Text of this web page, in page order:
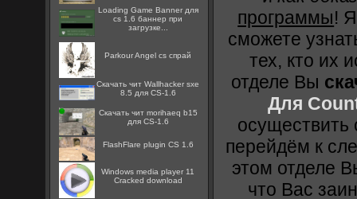
Loading Game Banner для
cs 1.6 баннер при
загрузке...
Parkour Angel cs спрай
Скачать чит Wallhacker sxe
8.5 для CS-1.6
Скачать чит morihaeq b15
для CS-1.6
FlashFlare plugin CS 1.6
Windows media player 11
Cracked download
программы!
сможете
тех, кто их
отделе Вы
Для
осуществить
перейдём к
этом отделе
что Вас